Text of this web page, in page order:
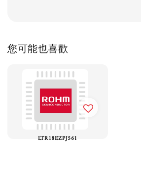
您可能也喜歡
LTR18EZPJ561